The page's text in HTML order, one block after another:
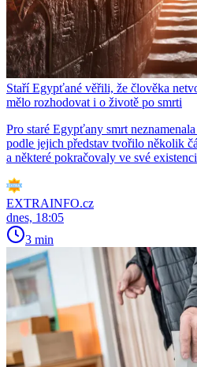
Staří Egypťané věřili, že člověka
mělo rozhodovat i o životě po smrti
Pro staré Egypťany smrt
podle jejich představ tvořilo několik
a některé pokračovaly ve své
EXTRAINFO.cz
dnes, 18:05
3 min